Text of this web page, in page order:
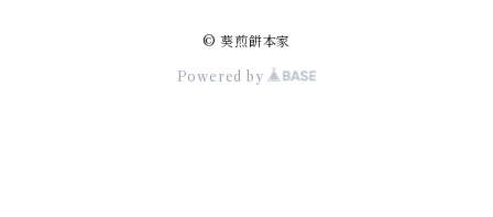
© 葵煎餅本家
Powered by